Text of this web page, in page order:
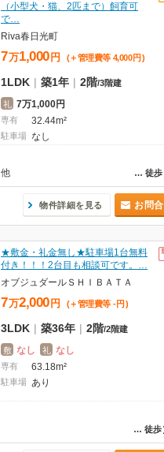
（小型犬・猫、2匹まで）飼育可
で…
Riva春日光町
7万1,000 円 (＋管理費等 4,000 円 )
1LDK | 築1年 | 2階/3階建
礼 7万1,000円
専有 32.44m²
駐車場 なし
… 徒歩
他
物件詳細を見る お問
★敷金・礼金無し★駐車場1台無料
付き！！！2台目も相談可です。…
オブジュダールＳＨＩＢＡＴＡ
7万2,000 円 (＋管理費等 - 円 )
3LDK | 築36年 | 2階/2階建
敷 なし 礼 なし
専有 63.18m²
駐車場 あり
… 徒歩